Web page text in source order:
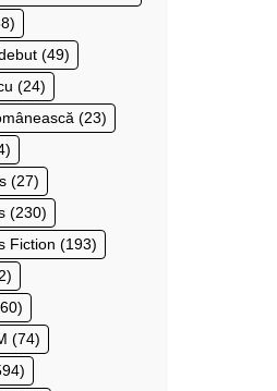
(49)
(24)
(23)
(27)
(230)
Fiction (193)
(74)